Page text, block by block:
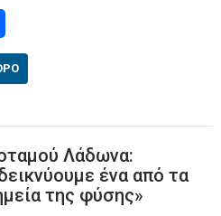
Λάδωνα:
ένα από τα
της φύσης»